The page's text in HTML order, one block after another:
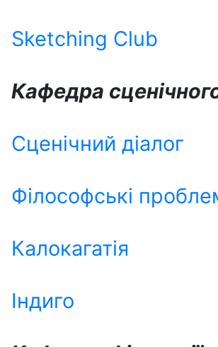
Sketching Club
Кафедра
Сценічний діалог
Філософські
Калокагатія
Індиго